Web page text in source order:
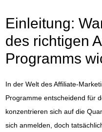
Einleitung:
des richtigen
Programms
In der Welt des Affiliate-
Programme entscheidend für
konzentrieren sich auf die
sich anmelden, doch